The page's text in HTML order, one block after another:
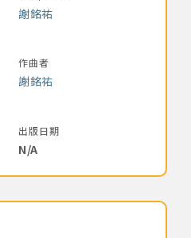
謝銘祐
作曲者
謝銘祐
出版日期
N/A